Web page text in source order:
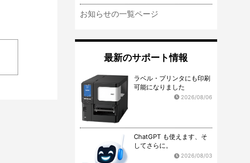
お知らせの一覧ページ
最新のサポート情報
ラベル・プリンタにも印刷
可能になりました
2026/08/06
ChatGPT も使えます、そ
してさらに。
2026/08/03